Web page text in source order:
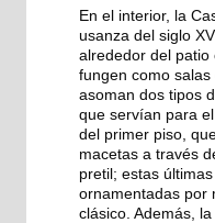
En el interior, la
usanza del siglo
alrededor del
fungen como
asoman dos tipos
que servían para
del primer piso,
macetas a través
pretil; estas
ornamentadas por
clásico. Además,